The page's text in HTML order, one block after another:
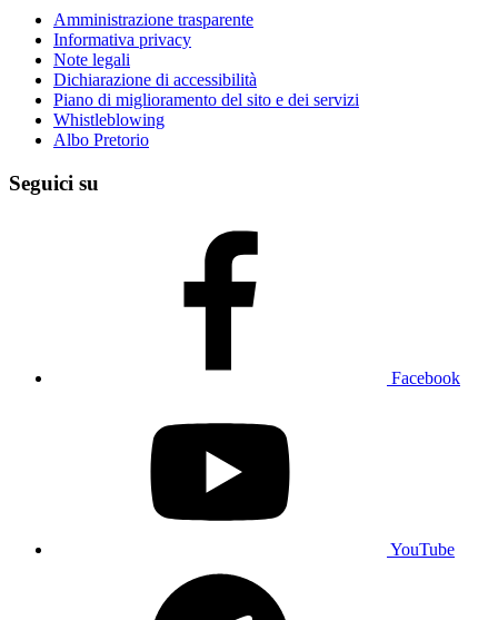
Amministrazione trasparente
Informativa privacy
Note legali
Dichiarazione di accessibilità
Piano di miglioramento del sito e dei servizi
Whistleblowing
Albo Pretorio
Seguici su
Facebook
YouTube